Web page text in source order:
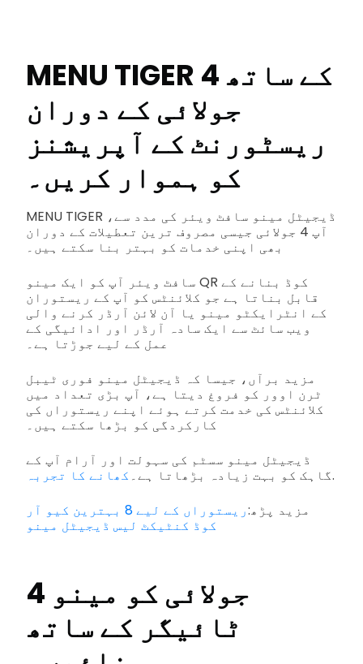
MENU TIGER کے ساتھ 4
جولائی کے دوران
ریسٹورنٹ کے آپریشنز
کو ہموار کریں۔
MENU TIGER ڈیجیٹل مینو سافٹ ویئر کی مدد سے،
آپ 4 جولائی جیسی مصروف ترین تعطیلات کے دوران
بھی اپنی خدمات کو بہتر بنا سکتے ہیں۔
سافٹ ویئر آپ کو ایک مینو QR کوڈ بنانے کے
قابل بناتا ہے جو کلائنٹس کو آپ کے ریستوران
کے انٹرایکٹو مینو یا آن لائن آرڈر کرنے والی
ویب سائٹ سے ایک سادہ آرڈر اور ادائیگی کے
عمل کے لیے جوڑتا ہے۔
مزید برآں، جیسا کہ ڈیجیٹل مینو فوری ٹیبل
ٹرن اوور کو فروغ دیتا ہے، آپ بڑی تعداد میں
کلائنٹس کی خدمت کرتے ہوئے اپنے ریستوراں کی
کارکردگی کو بڑھا سکتے ہیں۔
ڈیجیٹل مینو سسٹم کی سہولت اور آرام آپ کے
گاہک کو بہت زیادہ بڑھاتا ہے۔ کھانے کا تجربہ
.
مزید پڑھ:
ریستوراں کے لیے 8 بہترین کیو آر
کوڈ کنٹیکٹ لیس ڈیجیٹل مینو
4 جولائی کو مینو
ٹائیگر کے ساتھ